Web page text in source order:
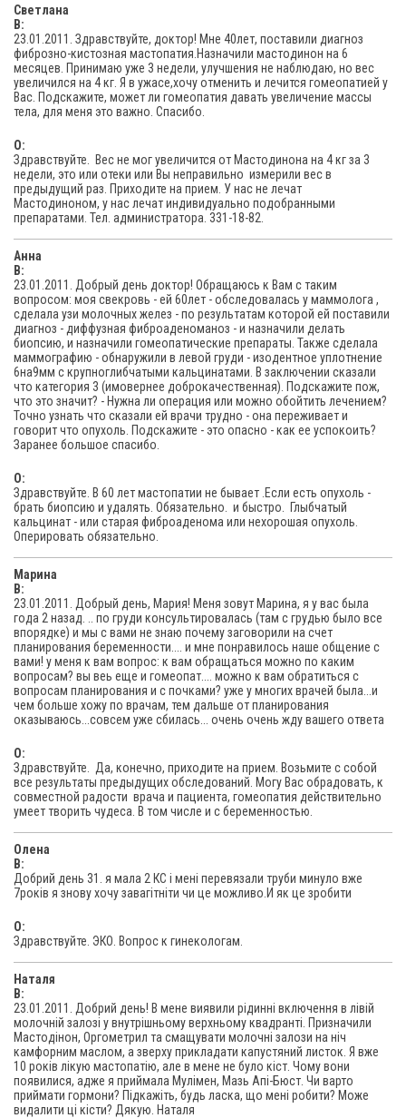
Светлана
В:
23.01.2011. Здравствуйте, доктор! Мне 40лет, поставили диагноз
фиброзно-кистозная мастопатия.Назначили мастодинон на 6
месяцев. Принимаю уже 3 недели, улучшения не наблюдаю, но вес
увеличился на 4 кг. Я в ужасе,хочу отменить и лечится гомеопатией у
Вас. Подскажите, может ли гомеопатия давать увеличение массы
тела, для меня это важно. Спасибо.
O:
Здравствуйте. Вес не мог увеличится от Мастодинона на 4 кг за 3
недели, это или отеки или Вы неправильно измерили вес в
предыдущий раз. Приходите на прием. У нас не лечат
Мастодиноном, у нас лечат индивидуально подобранными
препаратами. Тел. администратора. 331-18-82.
Анна
В:
23.01.2011. Добрый день доктор! Обращаюсь к Вам с таким
вопросом: моя свекровь - ей 60лет - обследовалась у маммолога ,
сделала узи молочных желез - по результатам которой ей поставили
диагноз - диффузная фиброаденоманоз - и назначили делать
биопсию, и назначили гомеопатические препараты. Также сделала
маммографию - обнаружили в левой груди - изодентное уплотнение
6на9мм с крупноглибчатыми кальцинатами. В заключении сказали
что категория 3 (имовернее доброкачественная). Подскажите пож,
что это значит? - Нужна ли операция или можно обойтить лечением?
Точно узнать что сказали ей врачи трудно - она переживает и
говорит что опухоль. Подскажите - это опасно - как ее успокоить?
Заранее большое спасибо.
O:
Здравствуйте. В 60 лет мастопатии не бывает .Если есть опухоль -
брать биопсию и удалять. Обязательно. и быстро. Глыбчатый
кальцинат - или старая фиброаденома или нехорошая опухоль.
Оперировать обязательно.
Марина
В:
23.01.2011. Добрый день, Мария! Меня зовут Марина, я у вас была
года 2 назад. .. по груди консультировалась (там с грудью было все
впорядке) и мы с вами не знаю почему заговорили на счет
планирования беременности.... и мне понравилось наше общение с
вами! у меня к вам вопрос: к вам обращаться можно по каким
вопросам? вы веь еще и гомеопат.... можно к вам обратиться с
вопросам планирования и с почками? уже у многих врачей была...и
чем больше хожу по врачам, тем дальше от планирования
оказываюсь...совсем уже сбилась... очень очень жду вашего ответа
O:
Здравствуйте. Да, конечно, приходите на прием. Возьмите с собой
все результаты предыдущих обследований. Могу Вас обрадовать, к
совместной радости врача и пациента, гомеопатия действительно
умеет творить чудеса. В том числе и с беременностью.
Олена
В:
Добрий день 31. я мала 2 КС і мені перевязали труби минуло вже
7років я знову хочу завагітніти чи це можливо.И як це зробити
O:
Здравствуйте. ЭКО. Вопрос к гинекологам.
Наталя
В:
23.01.2011. Добрий день! В мене виявили рідинні включення в лівій
молочній залозі у внутрішньому верхньому квадранті. Призначили
Мастодінон, Оргометрил та смащувати молочні залози на ніч
камфорним маслом, а зверху прикладати капустяний листок. Я вже
10 років лікую мастопатію, але в мене не було кіст. Чому вони
появилися, адже я приймала Мулімен, Мазь Апі-Бюст. Чи варто
приймати гормони? Підкажіть, будь ласка, що мені робити? Може
видалити ці кісти? Дякую. Наталя